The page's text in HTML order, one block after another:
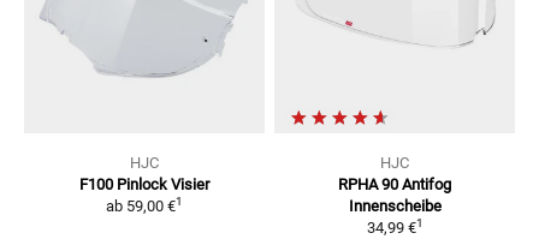
HJC
F100 Pinlock Visier
ab 59,00 €1
HJC
RPHA 90 Antifog
Innenscheibe
34,99 €1